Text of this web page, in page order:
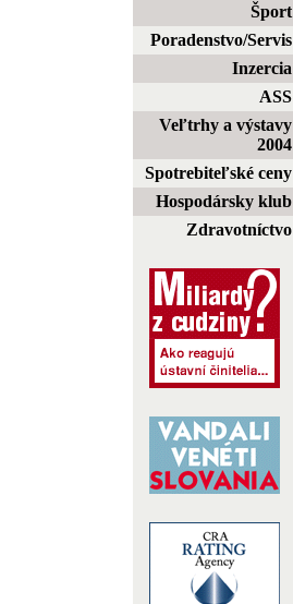
Šport
Poradenstvo/Servis
Inzercia
ASS
Veľtrhy a výstavy
2004
Spotrebiteľské ceny
Hospodársky klub
Zdravotníctvo